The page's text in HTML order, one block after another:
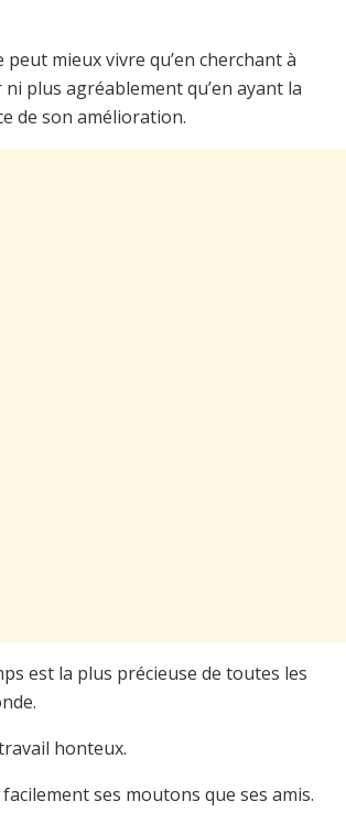
peut mieux vivre qu’en cherchant à
plus agréablement qu’en ayant la
de son amélioration.
est la plus précieuse de toutes les
honteux.
ses moutons que ses amis.